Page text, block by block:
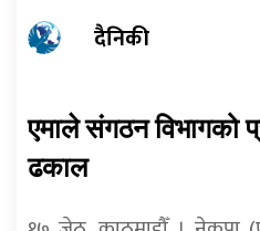
दैनिकी
एमाले संगठन विभागको
ढकाल